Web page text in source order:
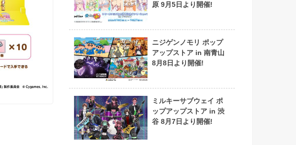
原 9月5日より開催!
ニジゲンノモリ ポップ
アップストア in 南青山
8月8日より開催!
ミルキーサブウェイ ポ
ップアップストア in 渋
谷 8月7日より開催!